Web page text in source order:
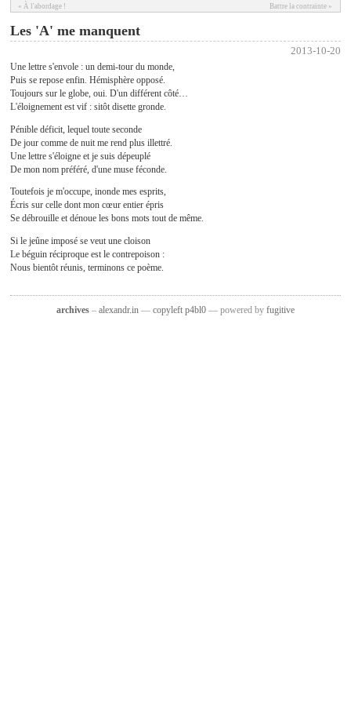
« À l'abordage ! Battre la contrainte »
Les 'A' me manquent
2013-10-20
Une lettre s'envole : un demi-tour du monde,
Puis se repose enfin. Hémisphère opposé.
Toujours sur le globe, oui. D'un différent côté…
L'éloignement est vif : sitôt disette gronde.
Pénible déficit, lequel toute seconde
De jour comme de nuit me rend plus illettré.
Une lettre s'éloigne et je suis dépeuplé
De mon nom préféré, d'une muse féconde.
Toutefois je m'occupe, inonde mes esprits,
Écris sur celle dont mon cœur entier épris
Se débrouille et dénoue les bons mots tout de même.
Si le jeûne imposé se veut une cloison
Le béguin réciproque est le contrepoison :
Nous bientôt réunis, terminons ce poème.
archives– alexandr.in— copyleft p4bl0— powered by fugitive